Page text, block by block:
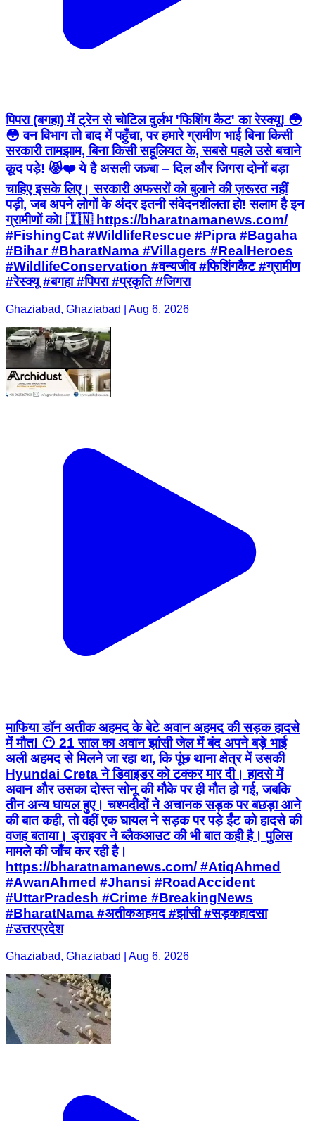
पिपरा (बगहा) में ट्रेन से चोटिल दुर्लभ 'फिशिंग कैट' का रेस्क्यू! 😳
😳 वन विभाग तो बाद में पहुँचा, पर हमारे ग्रामीण भाई बिना किसी
सरकारी तामझाम, बिना किसी सहूलियत के, सबसे पहले उसे बचाने
कूद पड़े! 😾❤️ ये है असली जज़्बा – दिल और जिगरा दोनों बड़ा
चाहिए इसके लिए। सरकारी अफसरों को बुलाने की ज़रूरत नहीं
पड़ी, जब अपने लोगों के अंदर इतनी संवेदनशीलता हो! सलाम है इन
ग्रामीणों को! 🇮🇳 https://bharatnamanews.com/
#FishingCat #WildlifeRescue #Pipra #Bagaha
#Bihar #BharatNama #Villagers #RealHeroes
#WildlifeConservation #वन्यजीव #फिशिंगकैट #ग्रामीण
#रेस्क्यू #बगहा #पिपरा #प्रकृति #जिगरा
Ghaziabad, Ghaziabad | Aug 6, 2026
माफिया डॉन अतीक अहमद के बेटे अवान अहमद की सड़क हादसे
में मौत! 😶 21 साल का अवान झांसी जेल में बंद अपने बड़े भाई
अली अहमद से मिलने जा रहा था, कि पूंछ थाना क्षेत्र में उसकी
Hyundai Creta ने डिवाइडर को टक्कर मार दी। हादसे में
अवान और उसका दोस्त सोनू की मौके पर ही मौत हो गई, जबकि
तीन अन्य घायल हुए। चश्मदीदों ने अचानक सड़क पर बछड़ा आने
की बात कही, तो वहीं एक घायल ने सड़क पर पड़े ईंट को हादसे की
वजह बताया। ड्राइवर ने ब्लैकआउट की भी बात कही है। पुलिस
मामले की जाँच कर रही है।
https://bharatnamanews.com/ #AtiqAhmed
#AwanAhmed #Jhansi #RoadAccident
#UttarPradesh #Crime #BreakingNews
#BharatNama #अतीकअहमद #झांसी #सड़कहादसा
#उत्तरप्रदेश
Ghaziabad, Ghaziabad | Aug 6, 2026